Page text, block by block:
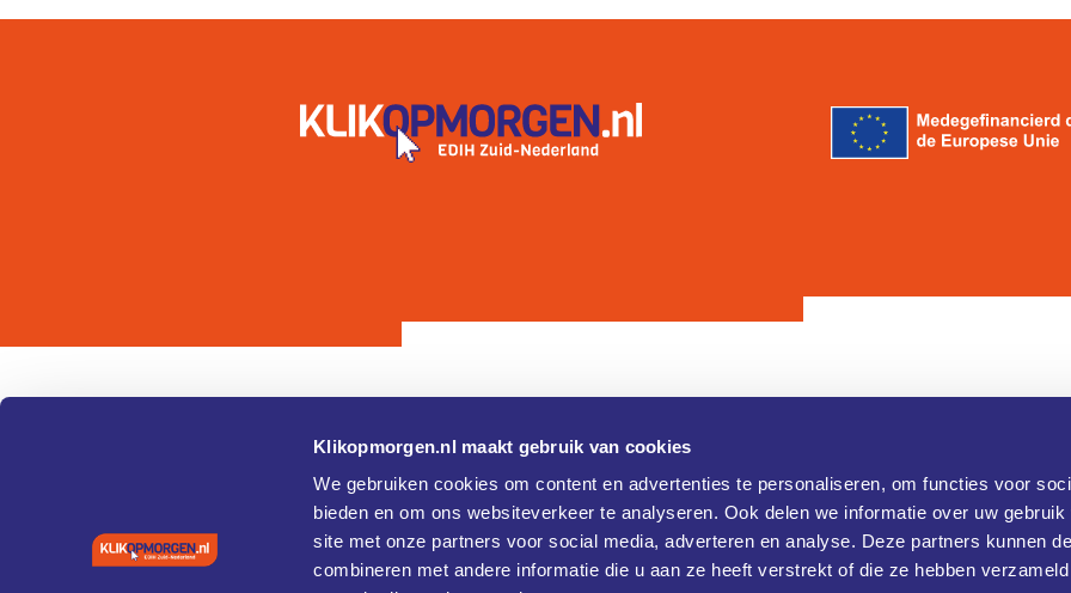
Klikopmorgen.nl maakt gebruik van cookies
We gebruiken cookies om content en advertenties te personaliseren, om functies voor
bieden en om ons websiteverkeer te analyseren. Ook delen we informatie over uw gebruik
site met onze partners voor social media, adverteren en analyse. Deze partners kunnen
combineren met andere informatie die u aan ze heeft verstrekt of die ze hebben
Agenda
Vaardigheden en training
Over
Cookie verklaring
Privacy verklaring
Brainport Industries Campus
Rijtackerweg 13
5657 BX Eindhoven